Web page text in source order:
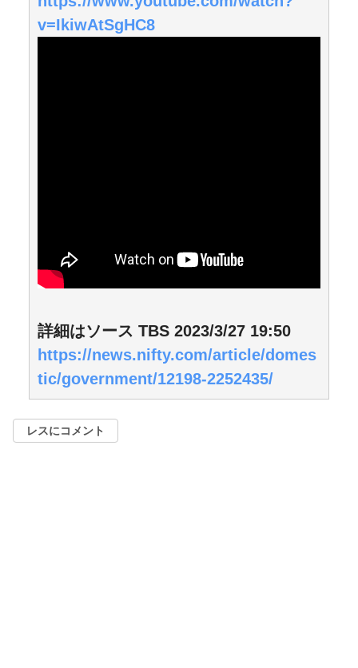
v=IkiwAtSgHC8
詳細はソース TBS 2023/3/27 19:50
https://news.nifty.com/article/domes
tic/government/12198-2252435/
レスにコメント